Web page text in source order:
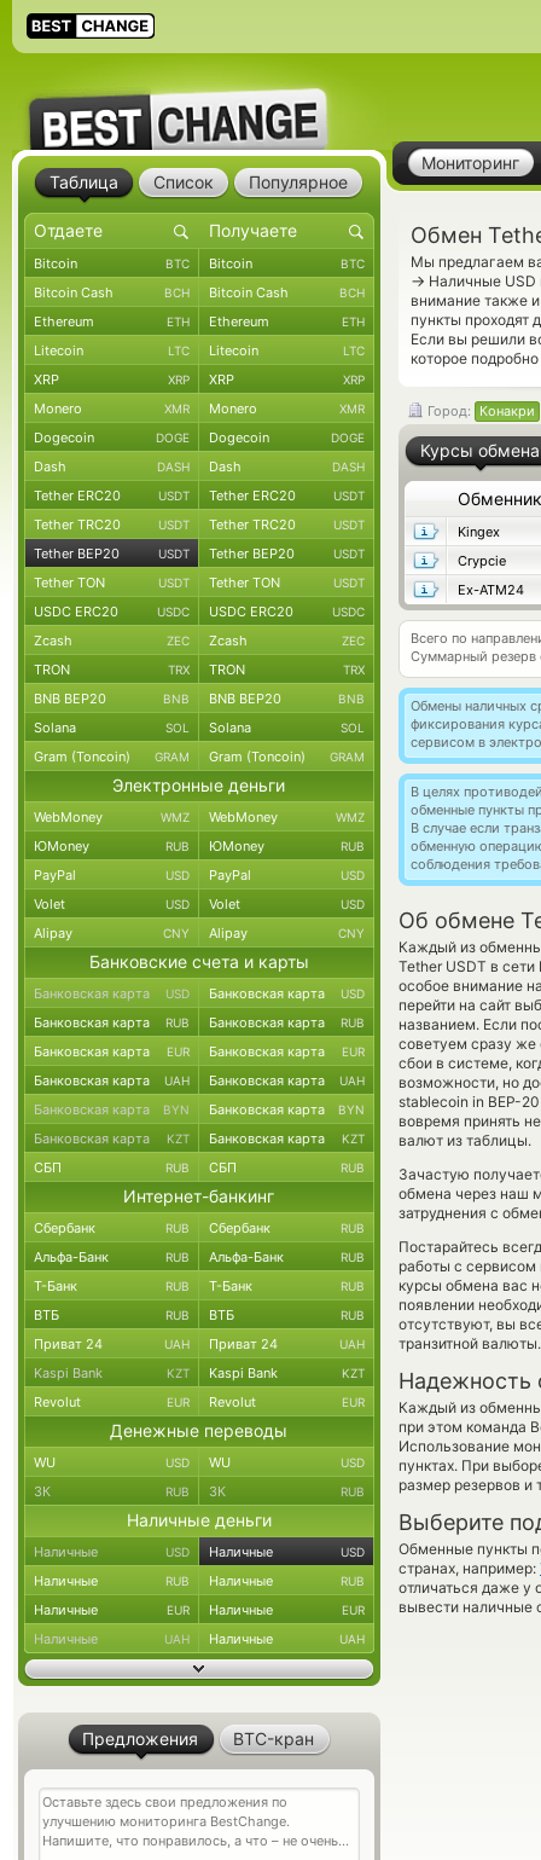
Мониторинг
Обмен
Мы предлагаем
→ Наличные USD
внимание также
пункты проходят
Если вы решили
которое
Город: Конакри
Курсы обмена
Обменник
Kingex
Crypcie
Ex-ATM24
Всего по
Суммарный резерв
Обмены наличных
фиксирования
сервисом в
В целях
обменные пункты
В случае если
обменную
соблюдения
Об обмене
Каждый из
Tether USDT в
особое внимание
перейти на сайт
названием. Если
советуем сразу же
сбои в системе,
возможности, но
stablecoin in BEP-
вовремя принять
валют из таблицы.
Зачастую
обмена через наш
затруднения с
Постарайтесь
работы с
курсы обмена вас
появлении
отсутствуют, вы
транзитной валюты.
Надежность
Каждый из
при этом команда
Использование
пунктах. При
размер резервов и
Выберите
Обменные пункты
странах, например:
отличаться даже у
вывести наличные
Таблица Список Популярное
Bitcoin BTC Bitcoin BTC
Bitcoin Cash BCH Bitcoin Cash BCH
Ethereum ETH Ethereum ETH
Litecoin LTC Litecoin LTC
XRP XRP XRP XRP
Monero XMR Monero XMR
Dogecoin DOGE Dogecoin DOGE
Dash DASH Dash DASH
Tether ERC20 USDT Tether ERC20 USDT
Tether TRC20 USDT Tether TRC20 USDT
Tether BEP20 USDT Tether BEP20 USDT
Tether TON USDT Tether TON USDT
USDC ERC20 USDC USDC ERC20 USDC
Zcash ZEC Zcash ZEC
TRON TRX TRON TRX
BNB BEP20 BNB BNB BEP20 BNB
Solana SOL Solana SOL
Gram (Toncoin) GRAM Gram (Toncoin) GRAM
Электронные деньги
WebMoney WMZ WebMoney WMZ
ЮMoney RUB ЮMoney RUB
PayPal USD PayPal USD
Volet USD Volet USD
Alipay CNY Alipay CNY
Банковские счета и карты
Банковская карта USD Банковская карта USD
Банковская карта RUB Банковская карта RUB
Банковская карта EUR Банковская карта EUR
Банковская карта UAH Банковская карта UAH
Банковская карта BYN Банковская карта BYN
Банковская карта KZT Банковская карта KZT
СБП RUB СБП RUB
Интернет-банкинг
Сбербанк RUB Сбербанк RUB
Альфа-Банк RUB Альфа-Банк RUB
Т-Банк RUB Т-Банк RUB
ВТБ RUB ВТБ RUB
Приват 24 UAH Приват 24 UAH
Kaspi Bank KZT Kaspi Bank KZT
Revolut EUR Revolut EUR
Денежные переводы
WU USD WU USD
ЗК RUB ЗК RUB
Наличные деньги
Наличные USD Наличные USD
Наличные RUB Наличные RUB
Наличные EUR Наличные EUR
Наличные UAH Наличные UAH
Предложения BTC-кран